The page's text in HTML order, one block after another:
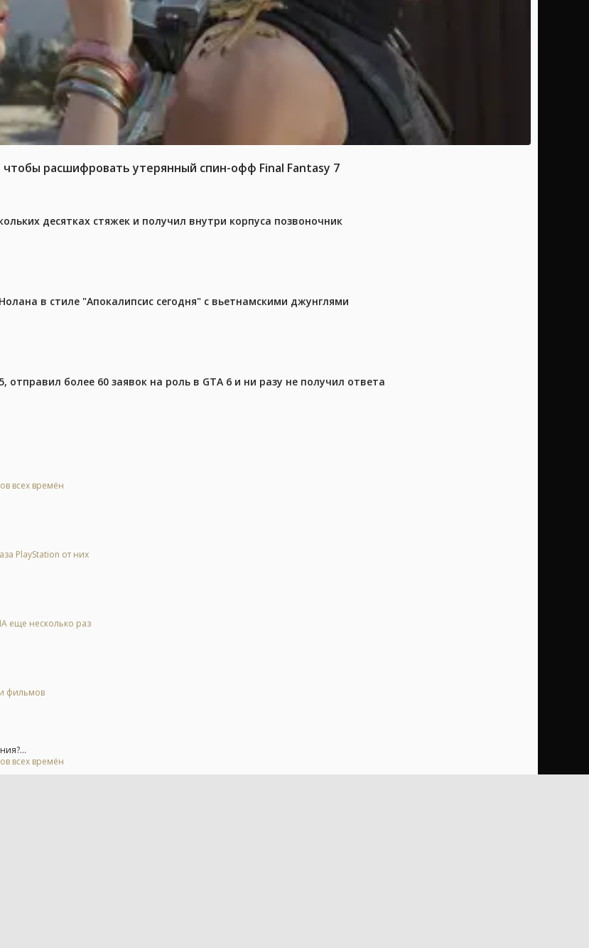
расшифровать утерянный спин-офф Final Fantasy 7
десятках стяжек и получил внутри корпуса позвоночник
в стиле "Апокалипсис сегодня" с вьетнамскими джунглями
более 60 заявок на роль в GTA 6 и ни разу не получил ответа
всех времён
PlayStation от них
еще несколько раз
фильмов
всех времён